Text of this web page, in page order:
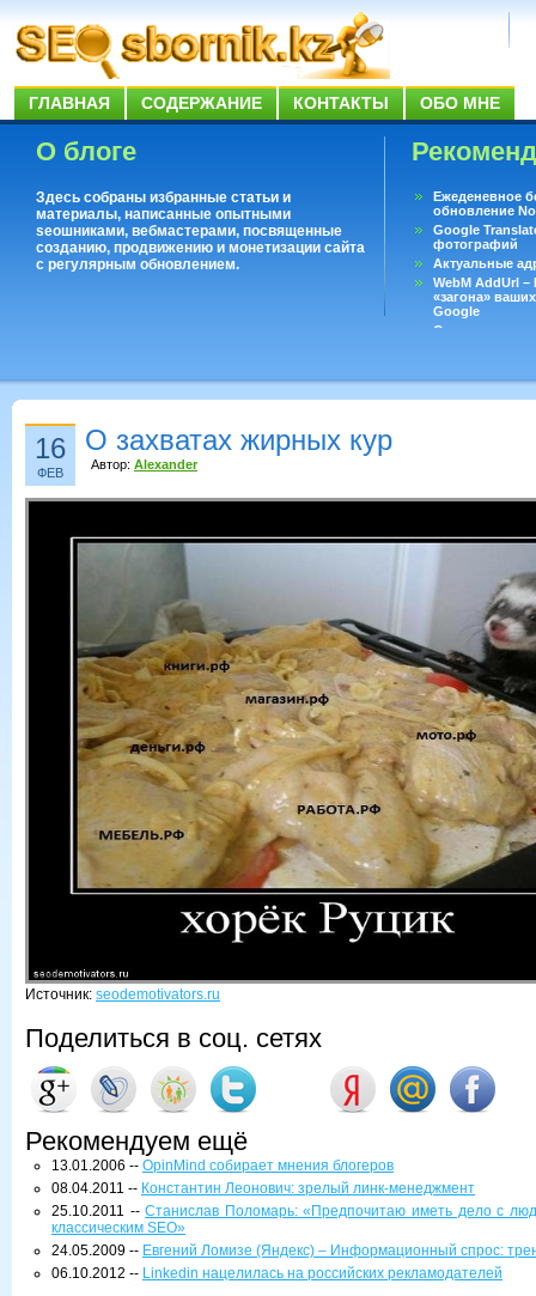
ГЛАВНАЯ СОДЕРЖАНИЕ КОНТАКТЫ ОБО МНЕ
О блоге
Здесь собраны избранные статьи и
материалы, написанные опытными
seoшниками, вебмастерами, посвященные
созданию, продвижению и монетизации сайта
с регулярным обновлением.
Ежеденевное
обновление
Google
фотографий
Актуальные
WebM AddUrl
«загона»
Google
Существует
16
ФЕВ
О захватах жирных кур
Автор: Alexander
Источник: seodemotivators.ru
Поделиться в соц. сетях
Рекомендуем ещё
13.01.2006 -- OpinMind собирает мнения блогеров
08.04.2011 -- Константин Леонович: зрелый линк-менеджмент
25.10.2011 --Станислав Поломарь: «Предпочитаю иметь дело с
классическим SEO»
24.05.2009 -- Евгений Ломизе (Яндекс) – Информационный спрос:
06.10.2012 -- Linkedin нацелилась на российских рекламодателей